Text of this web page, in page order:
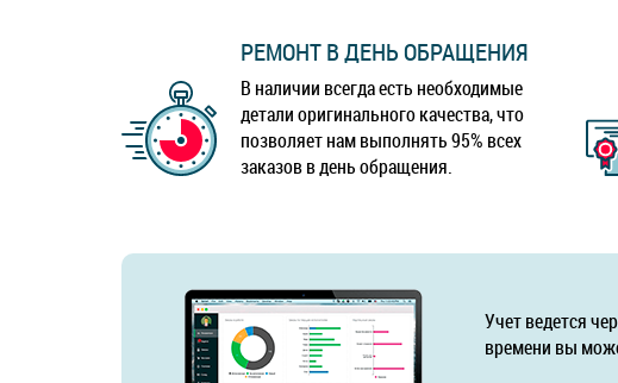
РЕМОНТ В ДЕНЬ ОБРАЩЕНИЯ
В наличии всегда есть необходимые
детали оригинального качества, что
позволяет нам выполнять 95% всех
заказов в день обращения.
Учет ведется
времени вы